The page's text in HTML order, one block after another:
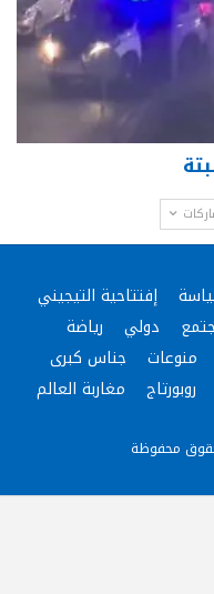
إفتتاحية التيجيني
دولي
رياضة
منوعات
جناس كبرى
روبورتاج مغاربة العالم